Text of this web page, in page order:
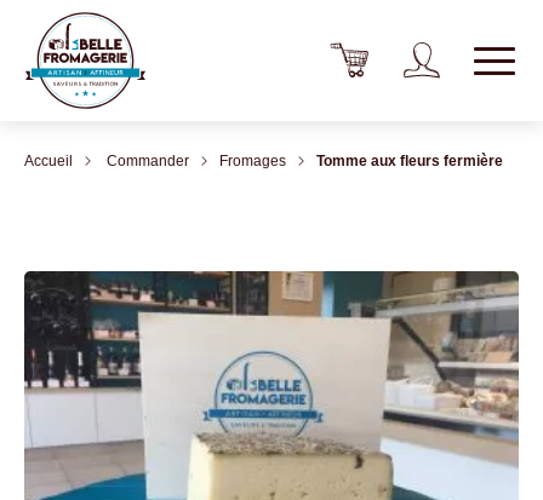
Accueil Commander Fromages Tomme aux fleurs fermière